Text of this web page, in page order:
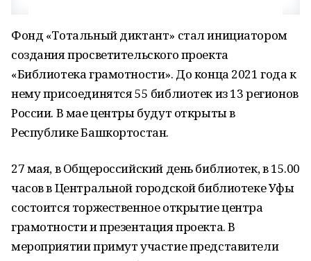
Фонд «Тотальный диктант» стал инициатором
создания просветительского проекта
«Библиотека грамотности». До конца 2021 года к
нему присоединятся 55 библиотек из 13 регионов
России. В мае центры будут открыты в
Республике Башкортостан.
27 мая, в Общероссийский день библиотек, в 15.00
часов в Центральной городской библиотеке Уфы
состоится торжественное открытие центра
грамотности и презентация проекта. В
мероприятии примут участие представители